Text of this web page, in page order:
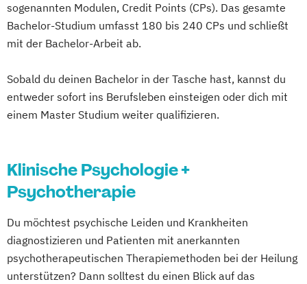
sogenannten Modulen, Credit Points (CPs). Das gesamte
Bachelor-Studium umfasst 180 bis 240 CPs und schließt
mit der Bachelor-Arbeit ab.
Sobald du deinen Bachelor in der Tasche hast, kannst du
entweder sofort ins Berufsleben einsteigen oder dich mit
einem Master Studium weiter qualifizieren.
Klinische Psychologie +
Psychotherapie
Du möchtest psychische Leiden und Krankheiten
diagnostizieren und Patienten mit anerkannten
psychotherapeutischen Therapiemethoden bei der Heilung
unterstützen? Dann solltest du einen Blick auf das